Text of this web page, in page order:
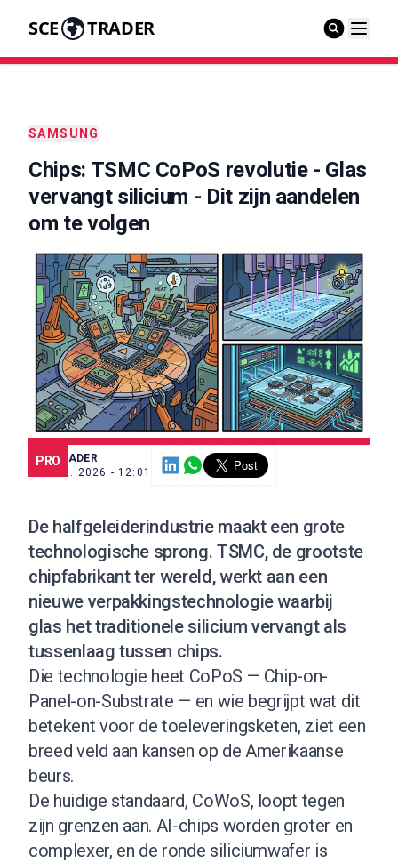
SCE TRADER
SAMSUNG
Chips: TSMC CoPoS revolutie - Glas
vervangt silicium - Dit zijn aandelen
om te volgen
PRO
SCE TRADER
14 APR. 2026 - 12:01
De halfgeleiderindustrie maakt een grote
technologische sprong. TSMC, de grootste
chipfabrikant ter wereld, werkt aan een
nieuwe verpakkingstechnologie waarbij
glas het traditionele silicium vervangt als
tussenlaag tussen chips.
Die technologie heet CoPoS — Chip-on-
Panel-on-Substrate — en wie begrijpt wat dit
betekent voor de toeleveringsketen, ziet een
breed veld aan kansen op de Amerikaanse
beurs.
De huidige standaard, CoWoS, loopt tegen
zijn grenzen aan. AI-chips worden groter en
complexer, en de ronde siliciumwafer is